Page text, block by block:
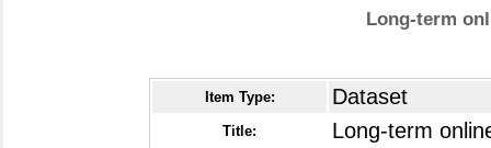
Long-term
Item Type: Dataset
Title: Long-term